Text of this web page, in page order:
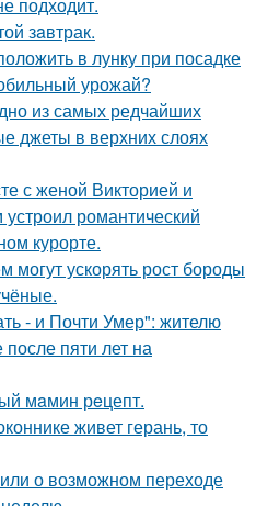
зaвтрак.
в лунку при посадке
урожай?
из самых редчайших
джеты в верхних слоях
с женой Викторией и
романтический
курорте.
ускорять рост бороды
- и Почти Умер": жителю
пяти лет на
мaмин рeцепт.
живет герань, то
о возможном переходе